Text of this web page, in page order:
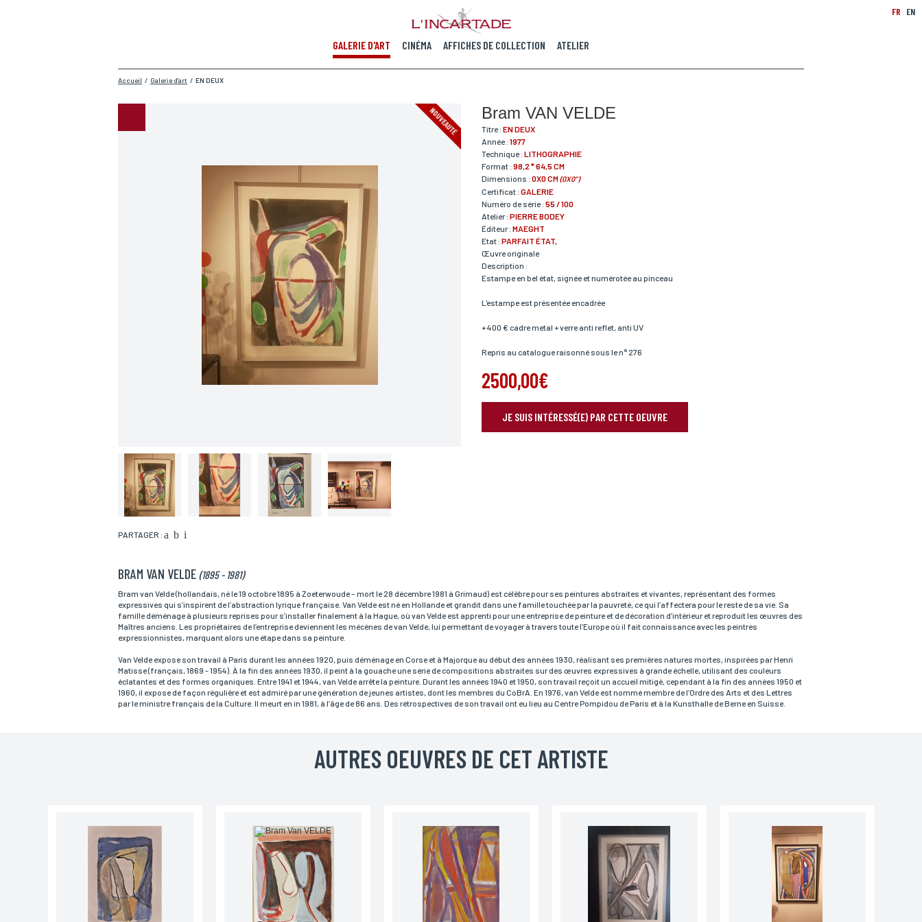
GALERIE D'ART CINÉMA AFFICHES DE COLLECTION ATELIER
FR EN
Accueil / Galerie d'art / EN DEUX
NOUVEAUTÉ
PARTAGER :
Bram VAN VELDE
Titre : EN DEUX
Année : 1977
Technique : LITHOGRAPHIE
Format : 98,2 * 64,5 CM
Dimensions : 0X0 CM(0X0")
Certificat : GALERIE
Numéro de série : 55 / 100
Atelier : PIERRE BODEY
Éditeur : MAEGHT
Etat : PARFAIT ÉTAT,
Œuvre originale
Description :
Estampe en bel état, signée et numérotée au pinceau
L'estampe est présentée encadrée
+ 400 € cadre metal + verre anti reflet, anti UV
Repris au catalogue raisonné sous le n° 276
2500,00€
JE SUIS INTÉRESSÉ(E) PAR CETTE OEUVRE
Nom*
Email* Téléphone
Adresse Code postal
BRAM VAN VELDE (1895 - 1981)
Bram van Velde (hollandais, né le 19 octobre 1895 à Zoeterwoude – mort le 28 décembre 1981 à Grimaud) est célèbre pour ses peintures abstraites et vivantes, représentant des formes
expressives qui s’inspirent de l’abstraction lyrique française. Van Velde est né en Hollande et grandit dans une famille touchée par la pauvreté, ce qui l’affectera pour le reste de sa vie. Sa
famille déménage à plusieurs reprises pour s’installer finalement à la Hague, où van Velde est apprenti pour une entreprise de peinture et de décoration d’intérieur et reproduit les œuvres des
Maîtres anciens. Les propriétaires de l’entreprise deviennent les mécènes de van Velde, lui permettant de voyager à travers toute l’Europe où il fait connaissance avec les peintres
expressionnistes, marquant alors une étape dans sa peinture.
Van Velde expose son travail à Paris durant les années 1920, puis déménage en Corse et à Majorque au début des années 1930, réalisant ses premières natures mortes, inspirées par Henri
Matisse (français, 1869 - 1954). À la fin des années 1930, il peint à la gouache une série de compositions abstraites sur des œuvres expressives à grande échelle, utilisant des couleurs
éclatantes et des formes organiques. Entre 1941 et 1944, van Velde arrête la peinture. Durant les années 1940 et 1950, son travail reçoit un accueil mitigé, cependant à la fin des années 1950 et
1960, il expose de façon régulière et est admiré par une génération de jeunes artistes, dont les membres du CoBrA. En 1976, van Velde est nommé membre de l’Ordre des Arts et des Lettres
par le ministre français de la Culture. Il meurt en in 1981, à l’âge de 86 ans. Des rétrospectives de son travail ont eu lieu au Centre Pompidou de Paris et à la Kunsthalle de Berne en Suisse.
AUTRES OEUVRES DE CET ARTISTE